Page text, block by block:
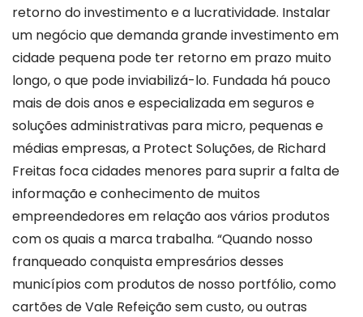
retorno do investimento e a lucratividade. Instalar
um negócio que demanda grande investimento em
cidade pequena pode ter retorno em prazo muito
longo, o que pode inviabilizá-lo. Fundada há pouco
mais de dois anos e especializada em seguros e
soluções administrativas para micro, pequenas e
médias empresas, a Protect Soluções, de Richard
Freitas foca cidades menores para suprir a falta de
informação e conhecimento de muitos
empreendedores em relação aos vários produtos
com os quais a marca trabalha. “Quando nosso
franqueado conquista empresários desses
municípios com produtos de nosso portfólio, como
cartões de Vale Refeição sem custo, ou outras